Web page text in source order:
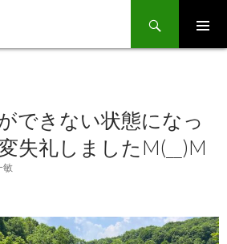
できない状態になっ
失礼しましたM(__)M
敏